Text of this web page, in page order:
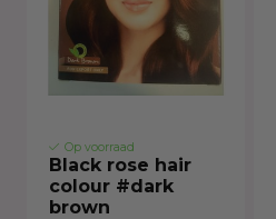
Op voorraad
Black rose hair
colour #dark
brown